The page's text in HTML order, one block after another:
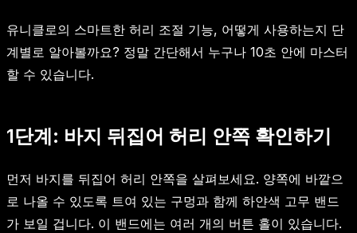
유니클로의 스마트한 허리 조절 기능, 어떻게 사용하는지 단
계별로 알아볼까요? 정말 간단해서 누구나 10초 안에 마스터
할 수 있습니다.
1단계: 바지 뒤집어 허리 안쪽 확인하기
먼저 바지를 뒤집어 허리 안쪽을 살펴보세요. 양쪽에 바깥으
로 나올 수 있도록 트여 있는 구멍과 함께 하얀색 고무 밴드
가 보일 겁니다. 이 밴드에는 여러 개의 버튼 홀이 있습니다.